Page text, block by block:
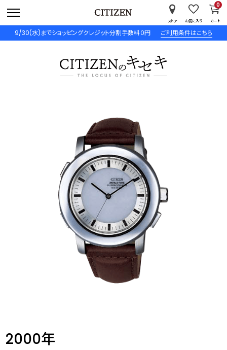
9/30(水)までショッピングクレジット分割手数料０円 ご利用条件はこちら
ストア お気に入り カート
0
2000年